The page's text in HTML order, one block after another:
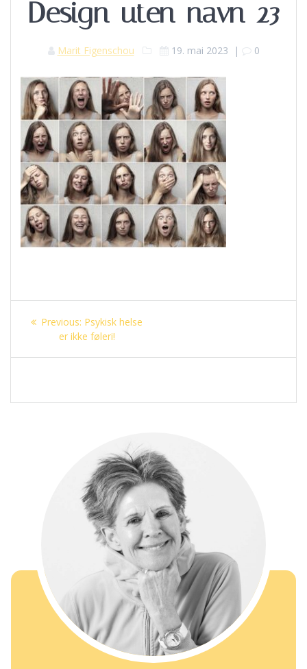
Design-uten-navn-23
Marit Figenschou 19. mai 2023 | 0
Innleggsnavigasjon
Previous: Previous
post:
Psykisk helse
er ikke føleri!